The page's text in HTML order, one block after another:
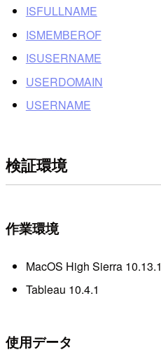
ISFULLNAME
ISMEMBEROF
ISUSERNAME
USERDOMAIN
USERNAME
検証環境
作業環境
MacOS High Sierra 10.13.1
Tableau 10.4.1
使用データ